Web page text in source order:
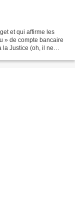
et qui affirme les
» de compte bancaire
la Justice (oh, il ne